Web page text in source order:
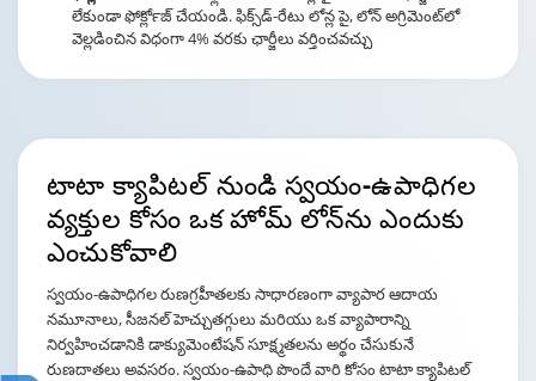
లేకుండా ఫోర్‍క్లోజ్ చేయండి. ఫిక్స్‌డ్-రేటు లోన్ల పై, లోన్ అగ్రిమెంట్‌లో
వెల్లడించిన విధంగా 4% వరకు ఛార్జీలు వర్తించవచ్చు
టాటా క్యాపిటల్ నుండి స్వయం-ఉపాధిగల
వ్యక్తుల కోసం ఒక హోమ్ లోన్‌ను ఎందుకు
ఎంచుకోవాలి
స్వయం-ఉపాధిగల రుణగ్రహీతలకు సాధారణంగా వ్యాపార ఆదాయ
నమూనాలు, సీజనల్ హెచ్చుతగ్గులు మరియు ఒక వ్యాపారాన్ని
నిర్వహించడానికి డాక్యుమెంటేషన్ సూక్ష్మతలను అర్థం చేసుకునే
రుణదాతలు అవసరం. స్వయం-ఉపాధి పొందే వారి కోసం టాటా క్యాపిటల్